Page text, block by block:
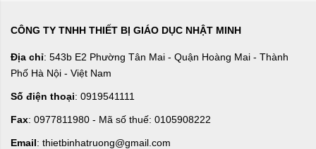
CÔNG TY TNHH THIẾT BỊ GIÁO DỤC NHẬT MINH
Địa chỉ: 543b E2 Phường Tân Mai - Quận Hoàng Mai - Thành
Phố Hà Nội - Việt Nam
Số điện thoại: 0919541111
Fax: 0977811980 - Mã số thuế: 0105908222
Email: thietbinhatruong@gmail.com